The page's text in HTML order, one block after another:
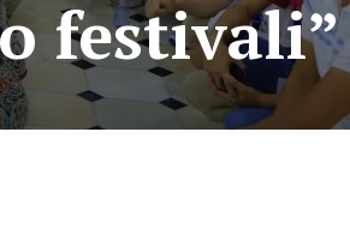
festivali”